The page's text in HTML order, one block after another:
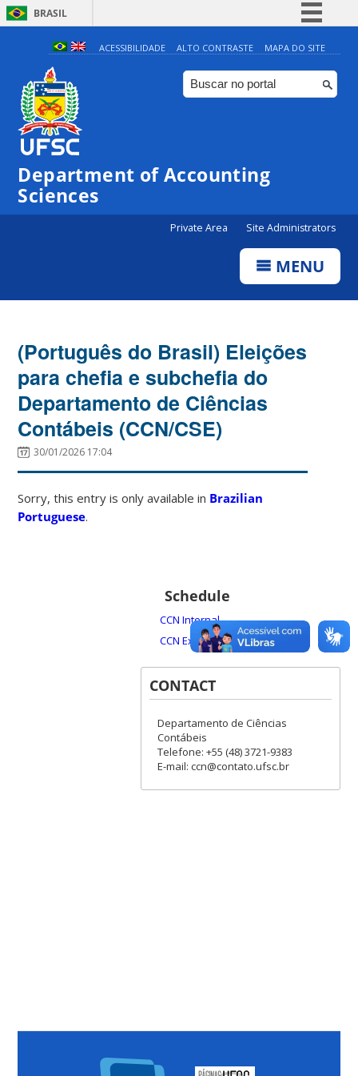
BRASIL
Simplifique!
Comunica BR
Participe
Canais
ACESSIBILIDADE ALTO CONTRASTE MAPA DO SITE
Department of Accounting
Sciences
Private Area Site Administrators
MENU
(Português do Brasil) Eleições
para chefia e subchefia do
Departamento de Ciências
Contábeis (CCN/CSE)
30/01/2026 17:04
Sorry, this entry is only available in Brazilian
Portuguese.
Schedule
CCN Internal
CCN External
CONTACT
Departamento de Ciências
Contábeis
Telefone: +55 (48) 3721-9383
E-mail: ccn@contato.ufsc.br